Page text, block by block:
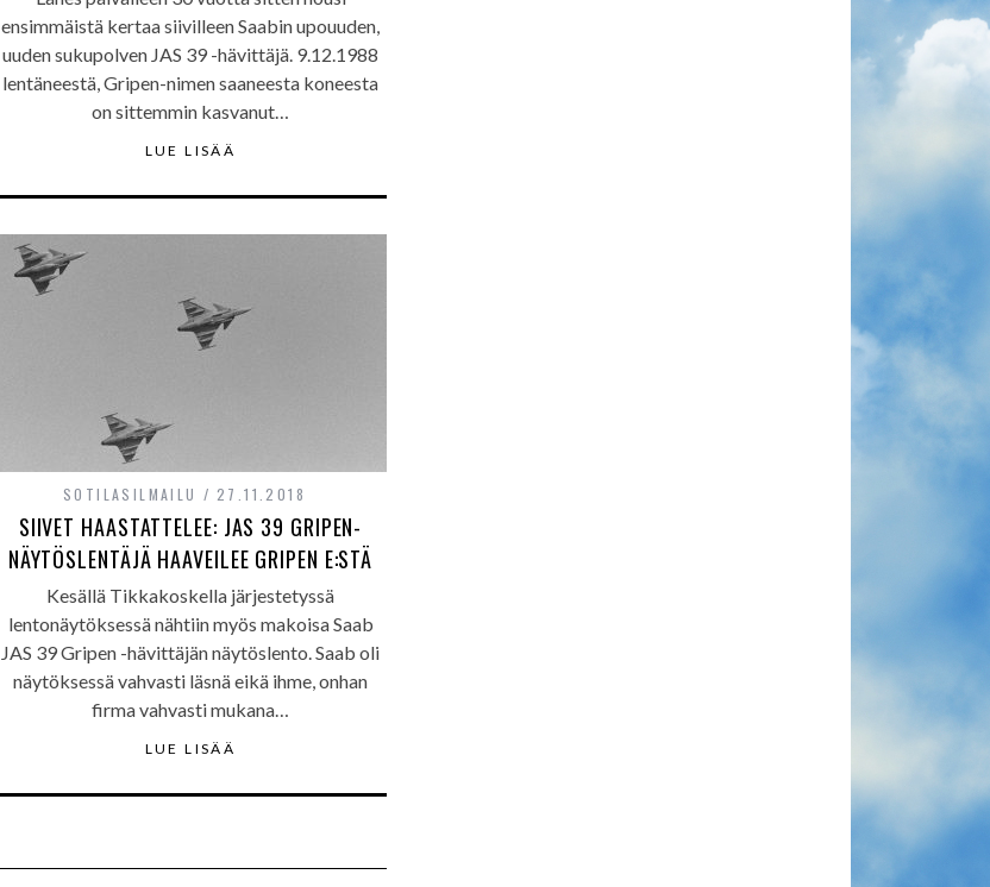
ensimmäistä kertaa siivilleen Saabin upouuden,
uuden sukupolven JAS 39 -hävittäjä. 9.12.1988
lentäneestä, Gripen-nimen saaneesta koneesta
on sittemmin kasvanut…
LUE LISÄÄ
SOTILASILMAILU 27.11.2018
SIIVET HAASTATTELEE: JAS 39 GRIPEN-
NÄYTÖSLENTÄJÄ HAAVEILEE GRIPEN E:STÄ
Kesällä Tikkakoskella järjestetyssä
lentonäytöksessä nähtiin myös makoisa Saab
JAS 39 Gripen -hävittäjän näytöslento. Saab oli
näytöksessä vahvasti läsnä eikä ihme, onhan
firma vahvasti mukana…
LUE LISÄÄ